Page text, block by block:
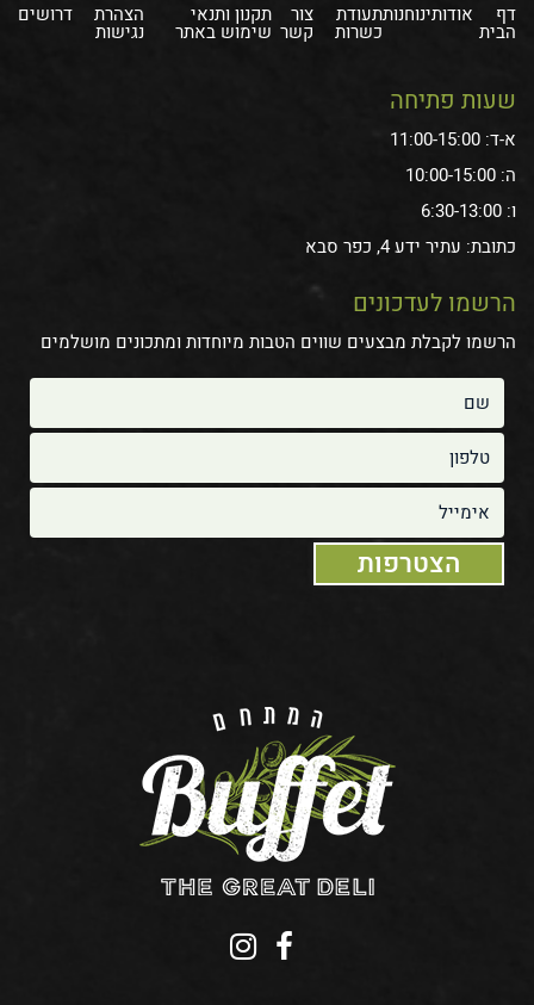
דף
הבית
אודותינוחנותתעודת
כשרות
צור
קשר
תקנון ותנאי
שימוש באתר
הצהרת
נגישות
דרושים
שעות פתיחה
א-ד: 11:00-15:00
ה: 10:00-15:00
ו: 6:30-13:00
כתובת: עתיר ידע 4, כפר סבא
הרשמו לעדכונים
הרשמו לקבלת מבצעים שווים הטבות מיוחדות ומתכונים מושלמים